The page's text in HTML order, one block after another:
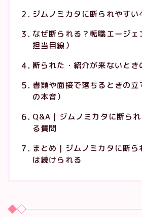
ジムノミカタに断られやす
なぜ断られる？転職エージ
担当目線）
断られた・紹介が来ないとき
書類や面接で落ちるときの
の本音）
Q&A｜ジムノミカタに断ら
る質問
まとめ｜ジムノミカタに断
は続けられる